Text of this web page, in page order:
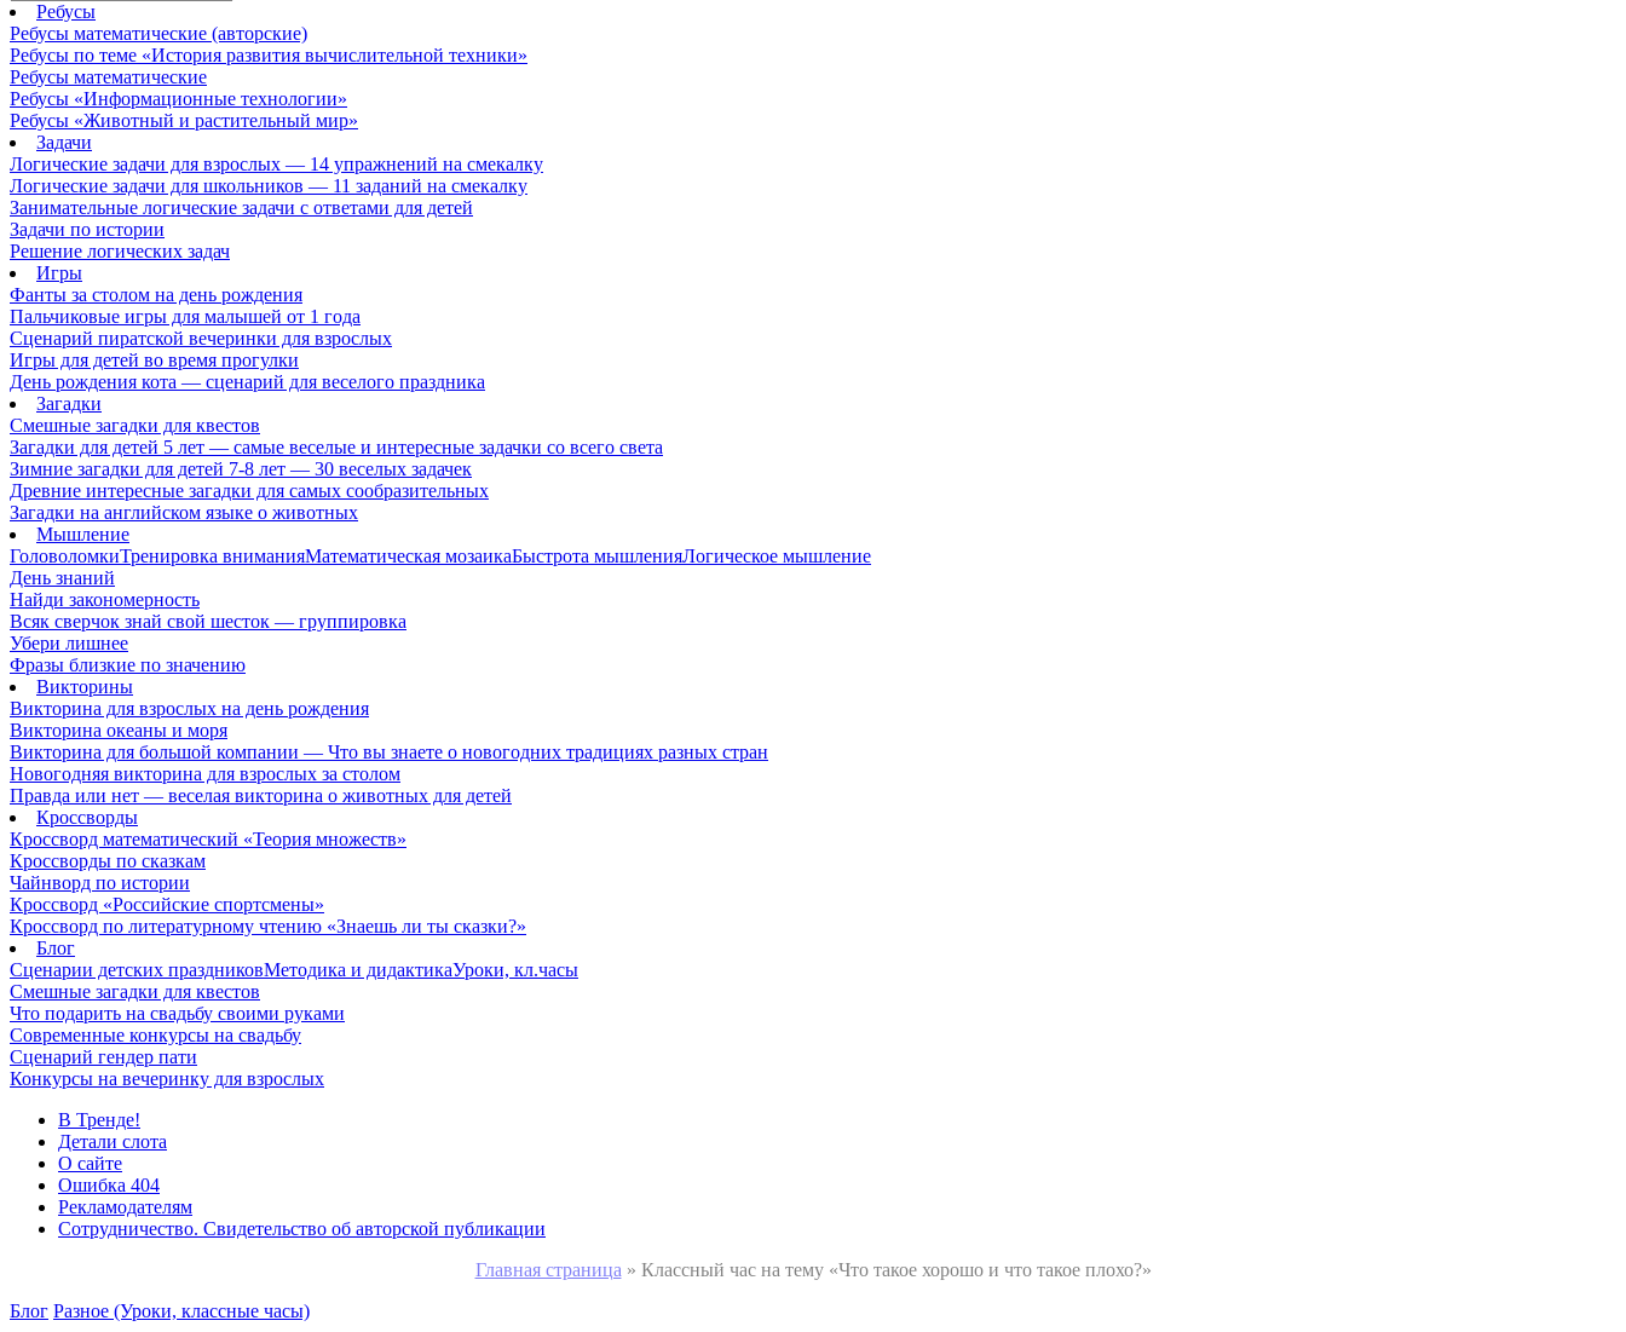
Ребусы
Ребусы математические (авторские)
Ребусы по теме «История развития вычислительной техники»
Ребусы математические
Ребусы «Информационные технологии»
Ребусы «Животный и растительный мир»
Задачи
Логические задачи для взрослых — 14 упражнений на смекалку
Логические задачи для школьников — 11 заданий на смекалку
Занимательные логические задачи с ответами для детей
Задачи по истории
Решение логических задач
Игры
Фанты за столом на день рождения
Пальчиковые игры для малышей от 1 года
Сценарий пиратской вечеринки для взрослых
Игры для детей во время прогулки
День рождения кота — сценарий для веселого праздника
Загадки
Смешные загадки для квестов
Загадки для детей 5 лет — самые веселые и интересные задачки со всего света
Зимние загадки для детей 7-8 лет — 30 веселых задачек
Древние интересные загадки для самых сообразительных
Загадки на английском языке о животных
Мышление
ГоловоломкиТренировка вниманияМатематическая мозаикаБыстрота мышленияЛогическое мышление
День знаний
Найди закономерность
Всяк сверчок знай свой шесток — группировка
Убери лишнее
Фразы близкие по значению
Викторины
Викторина для взрослых на день рождения
Викторина океаны и моря
Викторина для большой компании — Что вы знаете о новогодних традициях разных стран
Новогодняя викторина для взрослых за столом
Правда или нет — веселая викторина о животных для детей
Кроссворды
Кроссворд математический «Теория множеств»
Кроссворды по сказкам
Чайнворд по истории
Кроссворд «Российские спортсмены»
Кроссворд по литературному чтению «Знаешь ли ты сказки?»
Блог
Сценарии детских праздниковМетодика и дидактикаУроки, кл.часы
Смешные загадки для квестов
Что подарить на свадьбу своими руками
Современные конкурсы на свадьбу
Сценарий гендер пати
Конкурсы на вечеринку для взрослых
В Тренде!
Детали слота
О сайте
Ошибка 404
Рекламодателям
Сотрудничество. Свидетельство об авторской публикации
Главная страница » Классный час на тему «Что такое хорошо и что такое плохо?»
Блог Разное (Уроки, классные часы)